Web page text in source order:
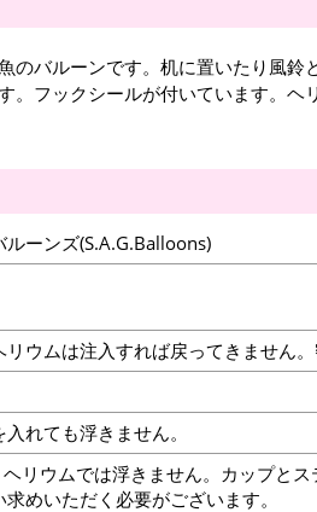
のバルーンです。机に置いたり風鈴
。フックシールが付いています。ヘ
ーンズ(S.A.G.Balloons)
ウムは注入すれば戻ってきません。
れても浮きません。
リウムでは浮きません。カップと
めいただく必要がございます。